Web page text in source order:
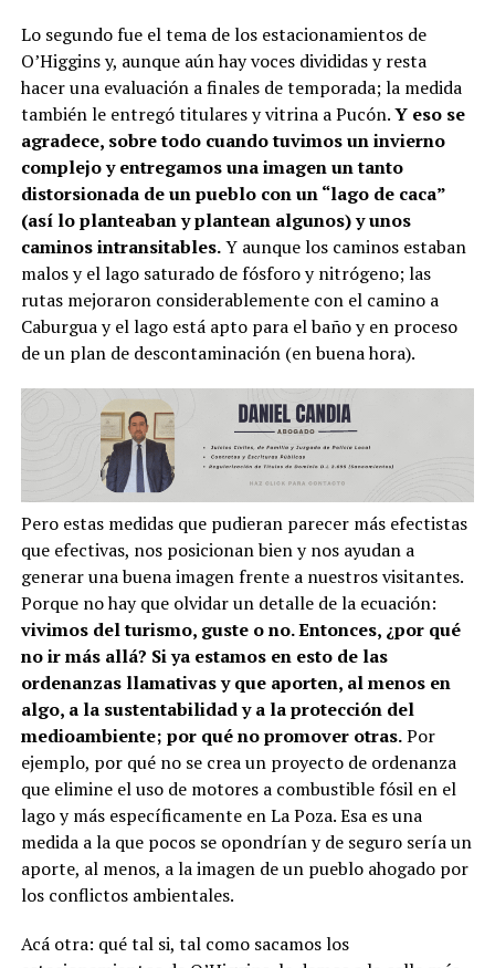
Lo segundo fue el tema de los estacionamientos de
O’Higgins y, aunque aún hay voces divididas y resta
hacer una evaluación a finales de temporada; la medida
también le entregó titulares y vitrina a Pucón.Y eso se
agradece, sobre todo cuando tuvimos un invierno
complejo y entregamos una imagen un tanto
distorsionada de un pueblo con un “lago de caca”
(así lo planteaban y plantean algunos) y unos
caminos intransitables.Y aunque los caminos estaban
malos y el lago saturado de fósforo y nitrógeno; las
rutas mejoraron considerablemente con el camino a
Caburgua y el lago está apto para el baño y en proceso
de un plan de descontaminación (en buena hora).
Pero estas medidas que pudieran parecer más efectistas
que efectivas, nos posicionan bien y nos ayudan a
generar una buena imagen frente a nuestros visitantes.
Porque no hay que olvidar un detalle de la ecuación:
vivimos del turismo, guste o no. Entonces, ¿por qué
no ir más allá? Si ya estamos en esto de las
ordenanzas llamativas y que aporten, al menos en
algo, a la sustentabilidad y a la protección del
medioambiente; por qué no promover otras.Por
ejemplo, por qué no se crea un proyecto de ordenanza
que elimine el uso de motores a combustible fósil en el
lago y más específicamente en La Poza. Esa es una
medida a la que pocos se opondrían y de seguro sería un
aporte, al menos, a la imagen de un pueblo ahogado por
los conflictos ambientales.
Acá otra: qué tal si, tal como sacamos los